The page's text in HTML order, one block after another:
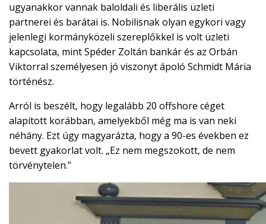
ugyanakkor vannak baloldali és liberális üzleti
partnerei és barátai is. Nobilisnak olyan egykori vagy
jelenlegi kormányközeli szereplőkkel is volt üzleti
kapcsolata, mint Spéder Zoltán bankár és az Orbán
Viktorral személyesen jó viszonyt ápoló Schmidt Mária
történész.
Arról is beszélt, hogy legalább 20 offshore céget
alapított korábban, amelyekből még ma is van neki
néhány. Ezt úgy magyarázta, hogy a 90-es években ez
bevett gyakorlat volt. „Ez nem megszokott, de nem
törvénytelen.”